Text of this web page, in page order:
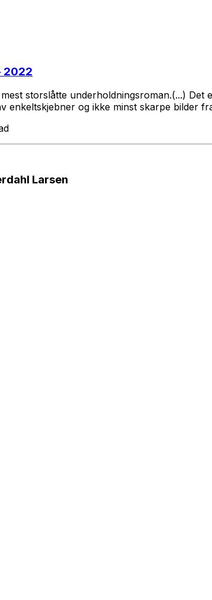
2022
storslåtte underholdningsroman.(...)
enkeltskjebner og ikke minst skarpe bilder
Larsen